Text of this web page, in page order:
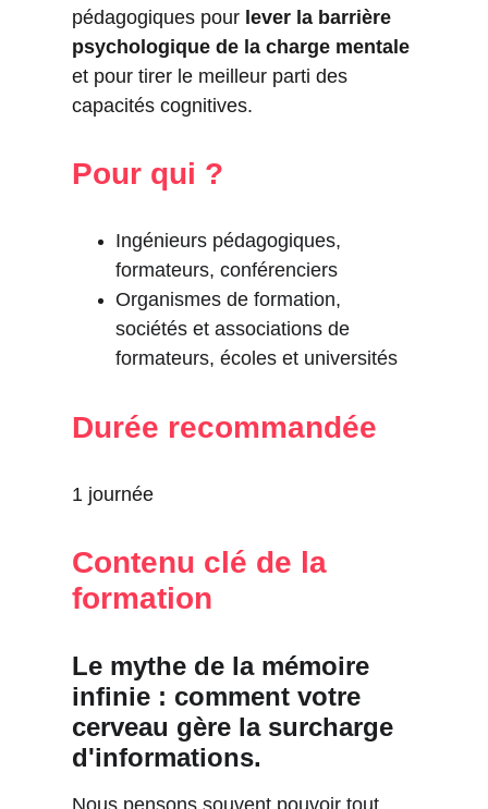
pédagogiques pour lever la barrière
psychologique de la charge mentale
et pour tirer le meilleur parti des
capacités cognitives.
Pour qui ?
Ingénieurs pédagogiques,
formateurs, conférenciers
Organismes de formation,
sociétés et associations de
formateurs, écoles et universités
Durée recommandée
1 journée
Contenu clé de la
formation
Le mythe de la mémoire
infinie : comment votre
cerveau gère la surcharge
d'informations.
Nous pensons souvent pouvoir tout